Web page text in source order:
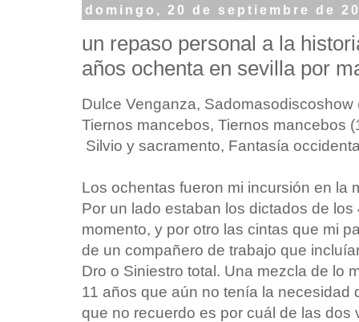
domingo, 20 de septiembre de
un repaso personal a la
años ochenta en sevilla por
Dulce Venganza, Sadomasodiscoshow
Tiernos mancebos, Tiernos mancebos
Silvio y sacramento, Fantasía
Los ochentas fueron mi incursión en la
Por un lado estaban los dictados de
momento, y por otro las cintas que mi
de un compañero de trabajo que
Dro o Siniestro total. Una mezcla de lo
11 años que aún no tenía la necesidad
que no recuerdo es por cuál de las